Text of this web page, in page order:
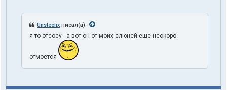
Unsteelix писал(а):
я то отсосу - а вот он от моих слюней еще нескоро
отмоется